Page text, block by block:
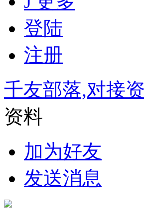
登陆
注册
千友部落,对接
资料
加为好友
发送消息